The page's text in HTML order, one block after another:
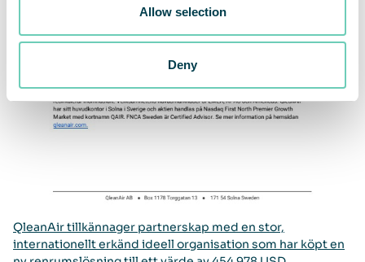
Allow selection
Deny
QleanAir tillkännager partnerskap med en stor,
internationellt erkänd ideell organisation som har köpt en